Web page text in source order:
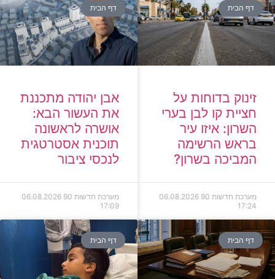
דף הבית
זינוק בדוחות על
חציית קו לבן בערי
השרון: איזו עיר
בראש הרשימה
המביכה בשרון?
מערכת חדשות 90
06.08.2026
17:24
דף הבית
אבן יהודה מתכננת
את העשור הבא:
אושרה לראשונה
תוכנית אסטרטגית
לנכסי ציבור
מערכת חדשות 90
06.08.2026
17:09
דף הבית דף הבית